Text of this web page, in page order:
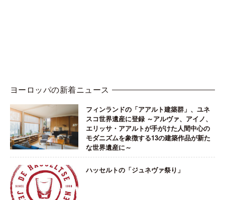
ヨーロッパの新着ニュース
フィンランドの「アアルト建築群」、ユネ
スコ世界遺産に登録 ～アルヴァ、アイノ、
エリッサ・アアルトが手がけた人間中心の
モダニズムを象徴する13の建築作品が新た
な世界遺産に～
ハッセルトの「ジュネヴァ祭り」